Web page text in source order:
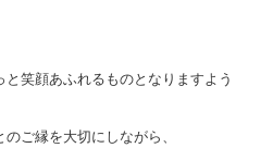
笑顔あふれるものとなりますよう
ご縁を大切にしながら、